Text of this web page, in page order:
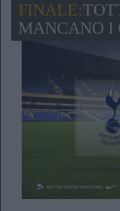
FINALE:
MANCANO I